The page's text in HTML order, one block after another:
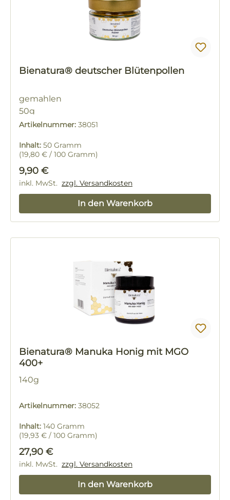
Bienatura® deutscher Blütenpollen
gemahlen
50g
Ernte 2026
Artikelnummer: 38051
Inhalt: 50 Gramm
(19,80 € / 100 Gramm)
Regulärer Preis:
9,90 €
inkl. MwSt. zzgl. Versandkosten
In den Warenkorb
Bienatura® Manuka Honig mit MGO
400+
140g
Artikelnummer: 38052
Inhalt: 140 Gramm
(19,93 € / 100 Gramm)
Regulärer Preis:
27,90 €
inkl. MwSt. zzgl. Versandkosten
In den Warenkorb